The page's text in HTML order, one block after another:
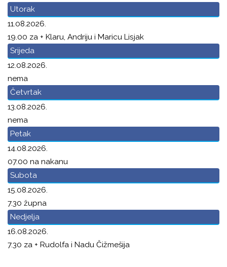
Utorak
11.08.2026.
19.00 za + Klaru, Andriju i Maricu Lisjak
Srijeda
12.08.2026.
nema
Četvrtak
13.08.2026.
nema
Petak
14.08.2026.
07.00 na nakanu
Subota
15.08.2026.
7.30 župna
Nedjelja
16.08.2026.
7.30 za + Rudolfa i Nadu Čižmešija